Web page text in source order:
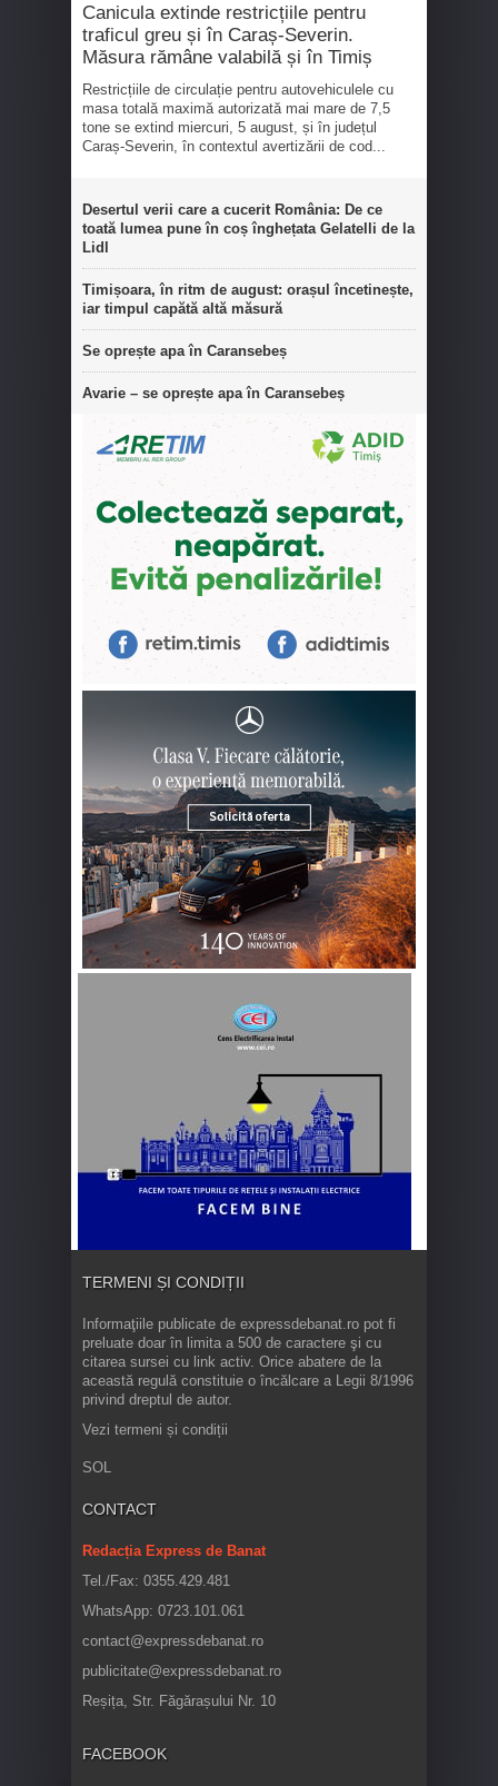
Canicula extinde restricțiile pentru
traficul greu și în Caraș-Severin.
Măsura rămâne valabilă și în Timiș
Restricțiile de circulație pentru autovehiculele cu
masa totală maximă autorizată mai mare de 7,5
tone se extind miercuri, 5 august, și în județul
Caraș-Severin, în contextul avertizării de cod...
Desertul verii care a cucerit România: De ce
toată lumea pune în coș înghețata Gelatelli de la
Lidl
Timișoara, în ritm de august: orașul încetinește,
iar timpul capătă altă măsură
Se oprește apa în Caransebeș
Avarie – se oprește apa în Caransebeș
TERMENI ȘI CONDIȚII
Informaţiile publicate de expressdebanat.ro pot fi
preluate doar în limita a 500 de caractere şi cu
citarea sursei cu link activ. Orice abatere de la
această regulă constituie o încălcare a Legii 8/1996
privind dreptul de autor.
Vezi termeni și condiții
SOL
CONTACT
Redacția Express de Banat
Tel./Fax: 0355.429.481
WhatsApp: 0723.101.061
contact@expressdebanat.ro
publicitate@expressdebanat.ro
Reșița, Str. Făgărașului Nr. 10
FACEBOOK